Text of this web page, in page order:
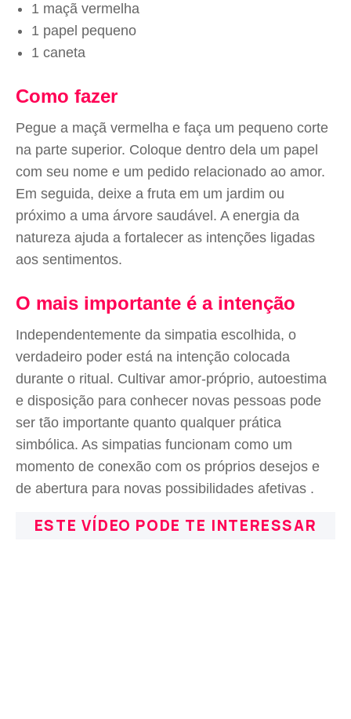
1 maçã vermelha
1 papel pequeno
1 caneta
Como fazer
Pegue a maçã vermelha e faça um pequeno corte
na parte superior. Coloque dentro dela um papel
com seu nome e um pedido relacionado ao amor.
Em seguida, deixe a fruta em um jardim ou
próximo a uma árvore saudável. A energia da
natureza ajuda a fortalecer as intenções ligadas
aos sentimentos.
O mais importante é a intenção
Independentemente da simpatia escolhida, o
verdadeiro poder está na intenção colocada
durante o ritual. Cultivar amor-próprio, autoestima
e disposição para conhecer novas pessoas pode
ser tão importante quanto qualquer prática
simbólica. As simpatias funcionam como um
momento de conexão com os próprios desejos e
de abertura para novas possibilidades afetivas .
ESTE VÍDEO PODE TE INTERESSAR